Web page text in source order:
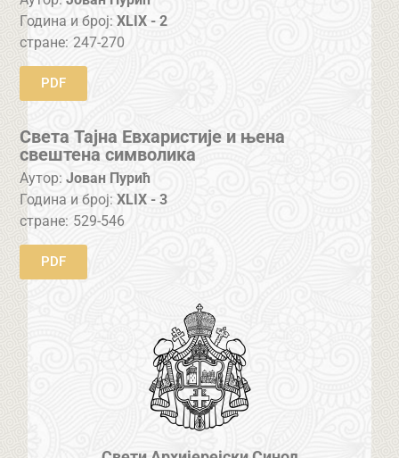
Година и број:XLIX - 2
стране: 247-270
PDF
Света Тајна Евхаристије и њена
свештена символика
Аутор: Јован Пурић
Година и број:XLIX - 3
стране: 529-546
PDF